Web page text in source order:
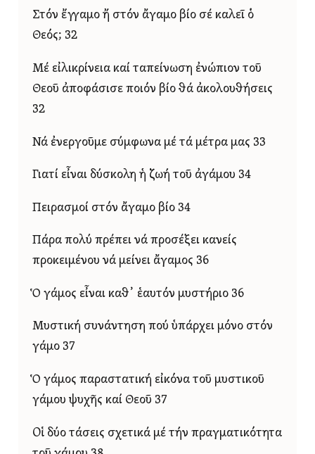
Στόν ἔγγαμο ἤ στόν ἄγαμο βίο σέ καλεῖ ὁ
Θεός; 32
Μέ εἰλικρίνεια καί ταπείνωση ἐνώπιον τοῦ
Θεοῦ ἀποφάσισε ποιόν βίο θά ἀκολουθήσεις
32
Νά ἐνεργοῦμε σύμφωνα μέ τά μέτρα μας 33
Γιατί εἶναι δύσκολη ἡ ζωή τοῦ ἀγάμου 34
Πειρασμοί στόν ἄγαμο βίο 34
Πάρα πολύ πρέπει νά προσέξει κανείς
προκειμένου νά μείνει ἄγαμος 36
Ὁ γάμος εἶναι καθ᾿ ἑαυτόν μυστήριο 36
Μυστική συνάντηση πού ὑπάρχει μόνο στόν
γάμο 37
Ὁ γάμος παραστατική εἰκόνα τοῦ μυστικοῦ
γάμου ψυχῆς καί Θεοῦ 37
Οἱ δύο τάσεις σχετικά μέ τήν πραγματικότητα